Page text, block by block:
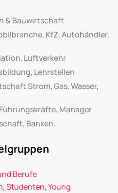
& Bauwirtschaft
KfZ, Autohändler,
Luftverkehr
Lehrstellen
Strom, Gas, Wasser,
Manager
Banken,
Berufe
Studenten, Young